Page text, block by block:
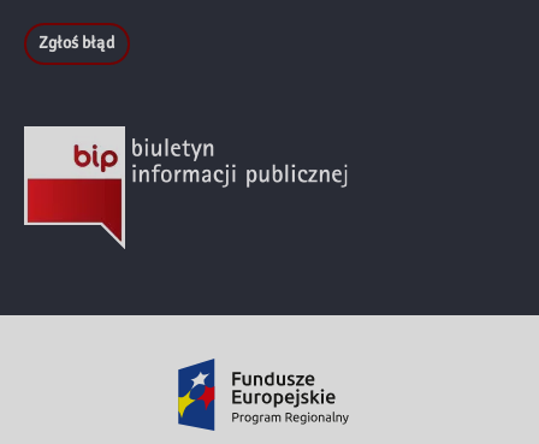
Zgłoś błąd